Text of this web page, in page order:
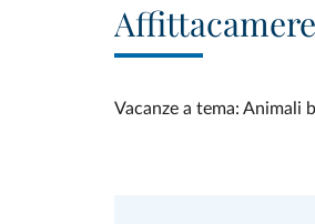
Vacanze a tema: